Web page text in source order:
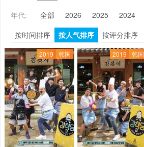
年代:
全部 2026 2025 2024
按时间排序
按人气排序 按评分排序
2019 韩国 2019 韩国